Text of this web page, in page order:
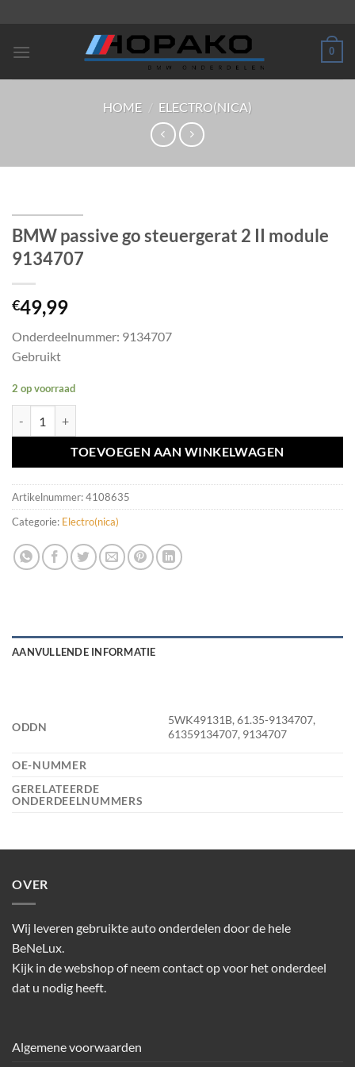
inhoud
0
HOME / ELECTRO(NICA)
BMW passive go steuergerat 2 II module
9134707
€49,99
Onderdeelnummer: 9134707
Gebruikt
2 op voorraad
TOEVOEGEN AAN WINKELWAGEN
Artikelnummer:4108635
Categorie: Electro(nica)
AANVULLENDE INFORMATIE
ODDN
5WK49131B, 61.35-9134707,
61359134707, 9134707
OE-NUMMER
GERELATEERDE
ONDERDEELNUMMERS
OVER
Wij leveren gebruikte auto onderdelen door de hele
BeNeLux.
Kijk in de webshop of neem contact op voor het onderdeel
dat u nodig heeft.
Algemene voorwaarden